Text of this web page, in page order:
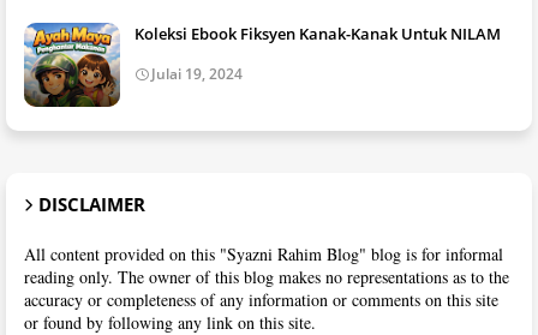
Koleksi Ebook Fiksyen Kanak-Kanak Untuk NILAM
Julai 19, 2024
DISCLAIMER
All content provided on this "Syazni Rahim Blog" blog is for informal
reading only. The owner of this blog makes no representations as to the
accuracy or completeness of any information or comments on this site
or found by following any link on this site.